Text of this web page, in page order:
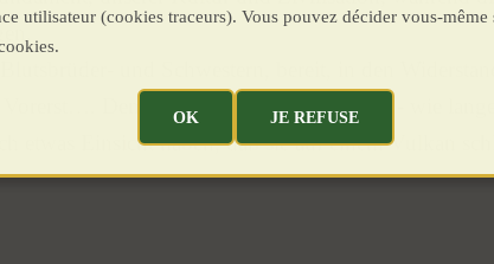
und Schwestern, bereit, in den
Denn unter den Globalisten, die - wie
etwas Einsicht haben, daß sie auf einem Vulkan
utilisateur (cookies traceurs). Vous pouvez décider vous-même
OK JE REFUSE